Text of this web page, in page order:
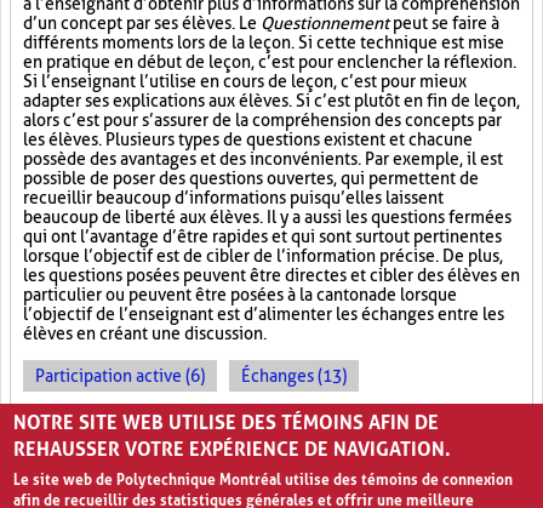
d’un concept par ses élèves. Le Questionnementpeut se faire à
différents moments lors de la leçon. Si cette technique est mise
en pratique en début de leçon, c’est pour enclencher la réflexion.
Si l’enseignant l’utilise en cours de leçon, c’est pour mieux
adapter ses explications aux élèves. Si c’est plutôt en fin de leçon,
alors c’est pour s’assurer de la compréhension des concepts par
les élèves. Plusieurs types de questions existent et chacune
possède des avantages et des inconvénients. Par exemple, il est
possible de poser des questions ouvertes, qui permettent de
recueillir beaucoup d’informations puisqu’elles laissent
beaucoup de liberté aux élèves. Il y a aussi les questions fermées
qui ont l’avantage d’être rapides et qui sont surtout pertinentes
lorsque l’objectif est de cibler de l’information précise. De plus,
les questions posées peuvent être directes et cibler des élèves en
particulier ou peuvent être posées à la cantonade lorsque
l’objectif de l’enseignant est d’alimenter les échanges entre les
élèves en créant une discussion.
Participation active (6) Échanges (13)
Enseignement magistral (5) Réflexion individuelle (31)
NOTRE SITE WEB UTILISE DES TÉMOINS AFIN DE
REHAUSSER VOTRE EXPÉRIENCE DE NAVIGATION.
Le site web de Polytechnique Montréal utilise des témoins de connexion
afin de recueillir des statistiques générales et offrir une meilleure